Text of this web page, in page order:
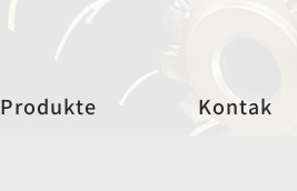
Produkte Kontak